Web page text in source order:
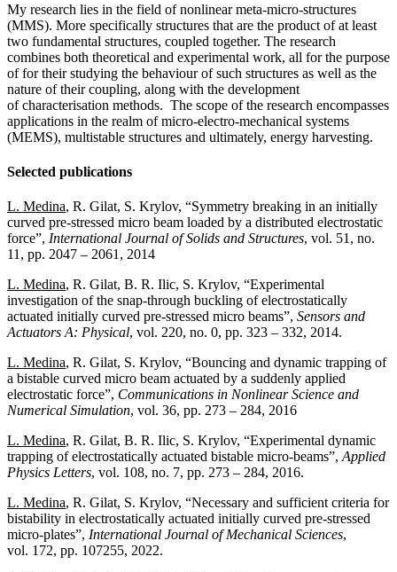
My research lies in the field of nonlinear meta-micro-structures
(MMS). More specifically structures that are the product of at least
two fundamental structures, coupled together. The research
combines both theoretical and experimental work, all for the purpose
of for their studying the behaviour of such structures as well as the
nature of their coupling, along with the development
of characterisation methods. The scope of the research encompasses
applications in the realm of micro-electro-mechanical systems
(MEMS), multistable structures and ultimately, energy harvesting.
Selected publications
L. Medina, R. Gilat, S. Krylov, “Symmetry breaking in an initially
curved pre-stressed micro beam loaded by a distributed electrostatic
force”, International Journal of Solids and Structures, vol. 51, no.
11, pp. 2047 – 2061, 2014
L. Medina, R. Gilat, B. R. Ilic, S. Krylov, “Experimental
investigation of the snap-through buckling of electrostatically
actuated initially curved pre-stressed micro beams”, Sensors and
Actuators A: Physical, vol. 220, no. 0, pp. 323 – 332, 2014.
L. Medina, R. Gilat, S. Krylov, “Bouncing and dynamic trapping of
a bistable curved micro beam actuated by a suddenly applied
electrostatic force”, Communications in Nonlinear Science and
Numerical Simulation, vol. 36, pp. 273 – 284, 2016
L. Medina, R. Gilat, B. R. Ilic, S. Krylov, “Experimental dynamic
trapping of electrostatically actuated bistable micro-beams”, Applied
Physics Letters, vol. 108, no. 7, pp. 273 – 284, 2016.
L. Medina, R. Gilat, S. Krylov, “Necessary and sufficient criteria for
bistability in electrostatically actuated initially curved pre-stressed
micro-plates”, International Journal of Mechanical Sciences,
vol. 172, pp. 107255, 2022.